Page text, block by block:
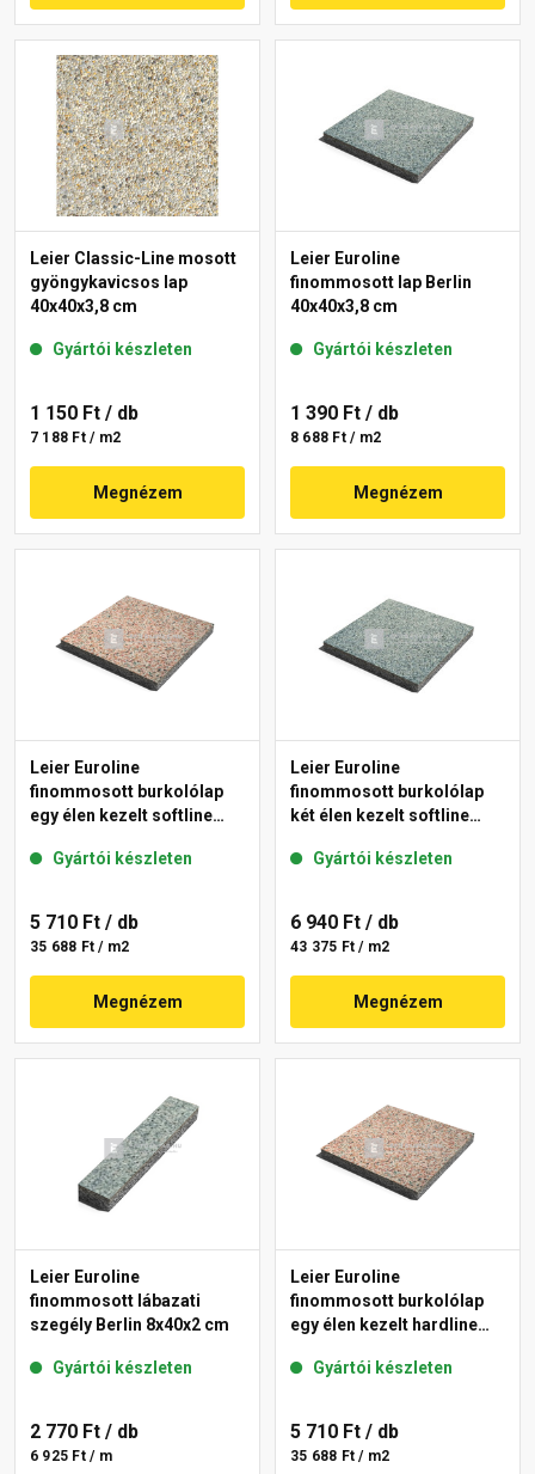
Leier Classic-Line mosott
gyöngykavicsos lap
40x40x3,8 cm
Gyártói készleten
1 150 Ft / db
7 188 Ft / m2
Megnézem
Leier Euroline
finommosott lap Berlin
40x40x3,8 cm
Gyártói készleten
1 390 Ft / db
8 688 Ft / m2
Megnézem
Leier Euroline
finommosott burkolólap
egy élen kezelt softline
Gyártói készleten
5 710 Ft / db
35 688 Ft / m2
Megnézem
Leier Euroline
finommosott burkolólap
két élen kezelt softline
Gyártói készleten
6 940 Ft / db
43 375 Ft / m2
Megnézem
Leier Euroline
finommosott lábazati
szegély Berlin 8x40x2 cm
Gyártói készleten
2 770 Ft / db
6 925 Ft / m
Leier Euroline
finommosott burkolólap
egy élen kezelt hardline
Gyártói készleten
5 710 Ft / db
35 688 Ft / m2